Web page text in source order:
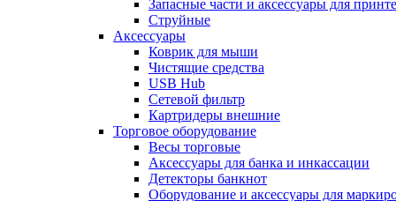
Запасные части и аксессуары для
Струйные
Аксессуары
Коврик для мыши
Чистящие средства
USB Hub
Сетевой фильтр
Картридеры внешние
Торговое оборудование
Весы торговые
Аксессуары для банка и инкассации
Детекторы банкнот
Оборудование и аксессуары для